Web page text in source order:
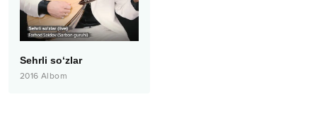
Sehrli so‘zlar
2016 Albom